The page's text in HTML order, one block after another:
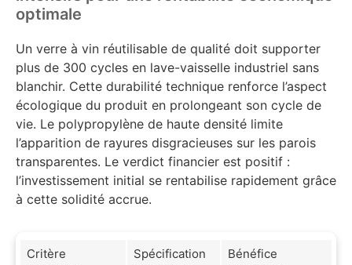
optimale
Un verre à vin réutilisable de qualité doit supporter
plus de 300 cycles en lave-vaisselle industriel sans
blanchir. Cette durabilité technique renforce l’aspect
écologique du produit en prolongeant son cycle de
vie. Le polypropylène de haute densité limite
l’apparition de rayures disgracieuses sur les parois
transparentes. Le verdict financier est positif :
l’investissement initial se rentabilise rapidement grâce
à cette solidité accrue.
Critère
Spécification
Bénéfice